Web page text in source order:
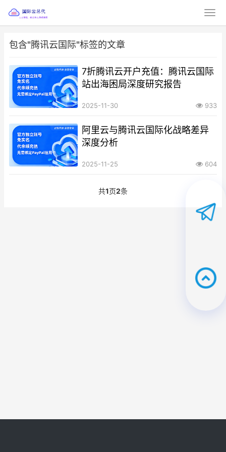
包含"腾讯云国际"标签的文章
7折腾讯云开户充值：腾讯云国际
站出海困局深度研究报告
2025-11-30 933
阿里云与腾讯云国际化战略差异
深度分析
2025-11-25 604
共1页2条